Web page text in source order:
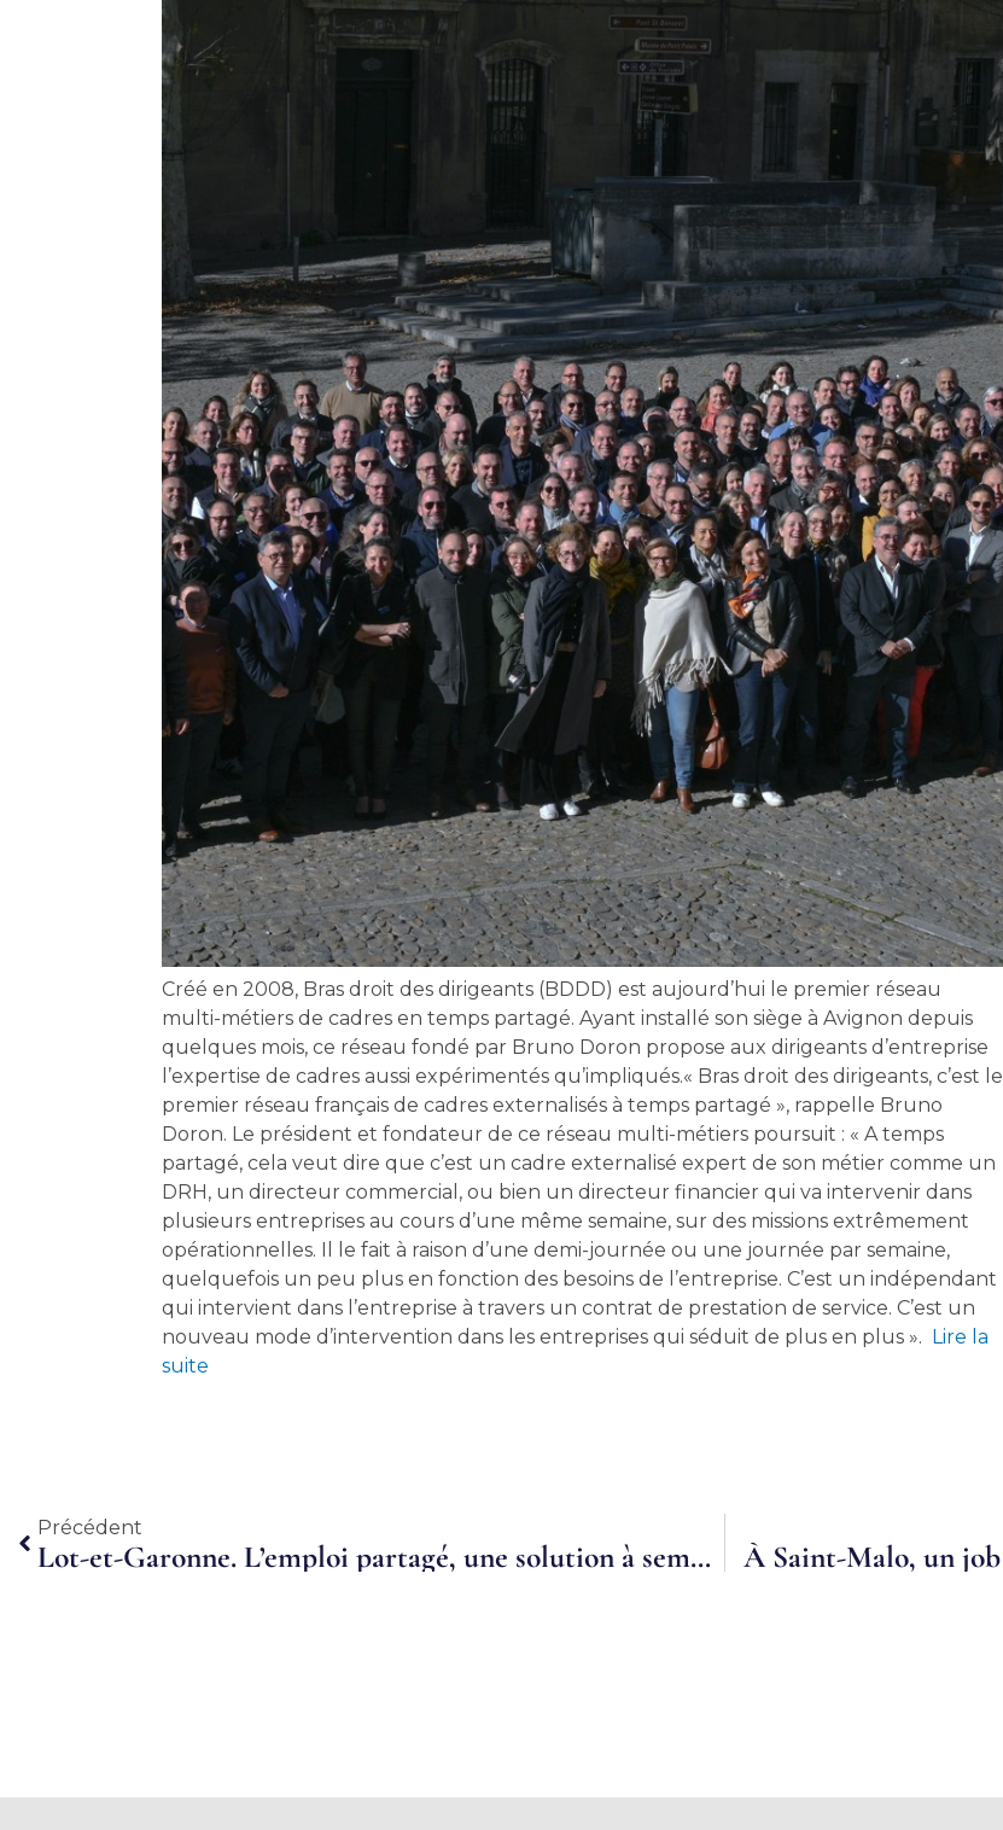
Créé en 2008, Bras droit des dirigeants (BDDD) est aujourd’hui le premier réseau
multi-métiers de cadres en temps partagé. Ayant installé son siège à Avignon depuis
quelques mois, ce réseau fondé par Bruno Doron propose aux dirigeants d’entreprise
l’expertise de cadres aussi expérimentés qu’impliqués.« Bras droit des dirigeants, c’est le
premier réseau français de cadres externalisés à temps partagé », rappelle Bruno
Doron. Le président et fondateur de ce réseau multi-métiers poursuit : « A temps
partagé, cela veut dire que c’est un cadre externalisé expert de son métier comme un
DRH, un directeur commercial, ou bien un directeur financier qui va intervenir dans
plusieurs entreprises au cours d’une même semaine, sur des missions extrêmement
opérationnelles. Il le fait à raison d’une demi-journée ou une journée par semaine,
quelquefois un peu plus en fonction des besoins de l’entreprise. C’est un indépendant
qui intervient dans l’entreprise à travers un contrat de prestation de service. C’est un
nouveau mode d’intervention dans les entreprises qui séduit de plus en plus ». Lire la
suite
Précédent
Précédent
Lot-et-Garonne. L’emploi partagé, une solution à semer sur les exploitations agricoles